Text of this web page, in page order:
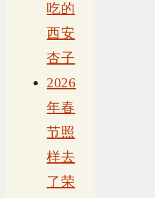
吃的
西安
杏子
2026
年春
节照
样去
了荣